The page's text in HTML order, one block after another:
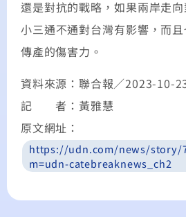
還是對抗的戰略，如果兩岸走
小三通不通對台灣有影響，而
傳產的傷害力。
資料來源：聯合報／2023-10-
記 者：黃雅慧
原文網址：
https://udn.com/news/story/
m=udn-catebreaknews_ch2